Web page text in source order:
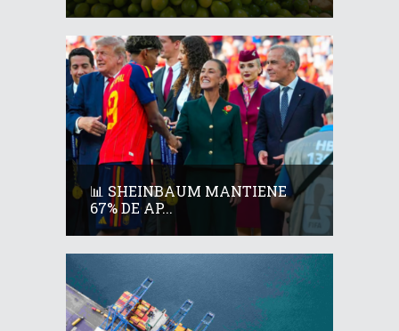
📊 SHEINBAUM MANTIENE
67% DE AP...